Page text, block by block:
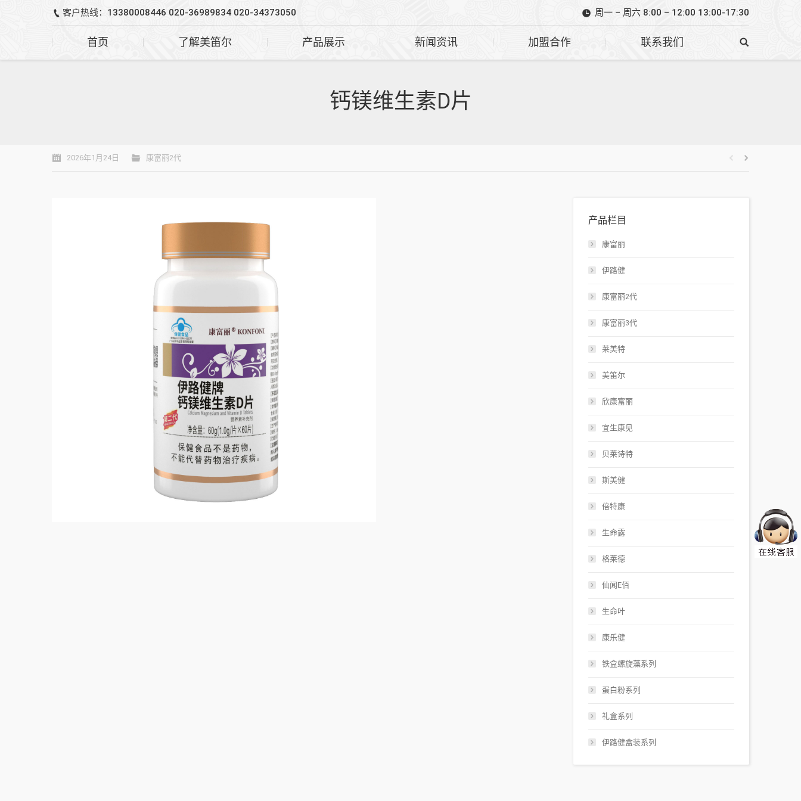
客户热线：13380008446 020-36989834 020-34373050 周一 – 周六 8:00 – 12:00 13:00-17:30
首页 了解美笛尔 产品展示 新闻资讯 加盟合作 联系我们
钙镁维生素D片
2026年1月24日 康富丽2代
产品栏目
康富丽
伊路健
康富丽2代
康富丽3代
莱美特
美笛尔
欣康富丽
宜生康见
贝莱诗特
斯美健
倍特康
生命露
格莱德
仙闻E佰
生命叶
康乐健
铁盒螺旋藻系列
蛋白粉系列
礼盒系列
伊路健盒装系列